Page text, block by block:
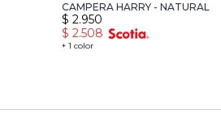
CAMPERA HARRY - NATURAL
+ 1 color
$ 2.950
$ 2.508